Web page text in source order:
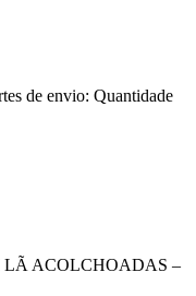
de envio: Quantidade
LÃ ACOLCHOADAS –